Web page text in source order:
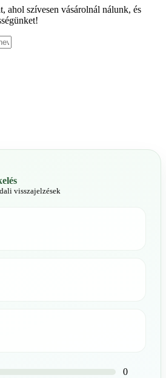
ahol szívesen vásárolnál nálunk, és
visszajelzések
0